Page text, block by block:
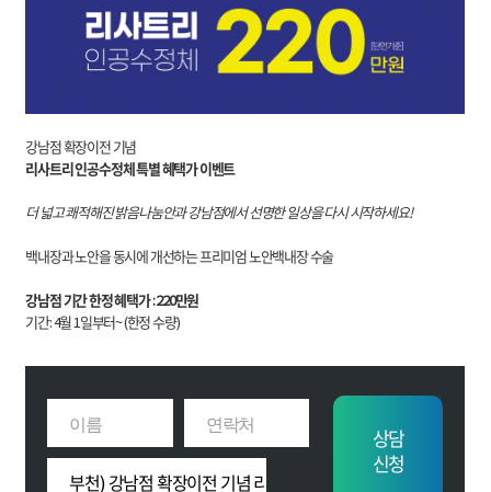
강남점 확장이전 기념
리사트리 인공수정체 특별 혜택가 이벤트
더 넓고 쾌적해진 밝음나눔안과 강남점에서 선명한 일상을 다시 시작하세요!
백내장과 노안을 동시에 개선하는 프리미엄 노안백내장 수술
강남점 기간 한정 혜택가 : 220만원
기간: 4월 1일부터~ (한정 수량)
상담
신청